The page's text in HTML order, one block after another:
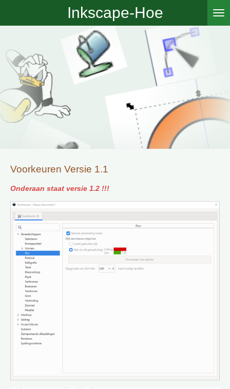
hoofdinhoud
Inkscape-Hoe
Voorkeuren Versie 1.1
Onderaan staat versie 1.2 !!!